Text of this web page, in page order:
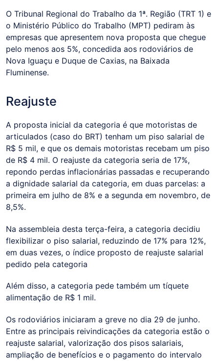
O Tribunal Regional do Trabalho da 1ª. Região (TRT 1) e
o Ministério Público do Trabalho (MPT) pediram às
empresas que apresentem nova proposta que chegue
pelo menos aos 5%, concedida aos rodoviários de
Nova Iguaçu e Duque de Caxias, na Baixada
Fluminense.
Reajuste
A proposta inicial da categoria é que motoristas de
articulados (caso do BRT) tenham um piso salarial de
R$ 5 mil, e que os demais motoristas recebam um piso
de R$ 4 mil. O reajuste da categoria seria de 17%,
repondo perdas inflacionárias passadas e recuperando
a dignidade salarial da categoria, em duas parcelas: a
primeira em julho de 8% e a segunda em novembro, de
8,5%.
Na assembleia desta terça-feira, a categoria decidiu
flexibilizar o piso salarial, reduzindo de 17% para 12%,
em duas vezes, o índice proposto de reajuste salarial
pedido pela categoria
Além disso, a categoria pede também um tíquete
alimentação de R$ 1 mil.
Os rodoviários iniciaram a greve no dia 29 de junho.
Entre as principais reivindicações da categoria estão o
reajuste salarial, valorização dos pisos salariais,
ampliação de benefícios e o pagamento do intervalo